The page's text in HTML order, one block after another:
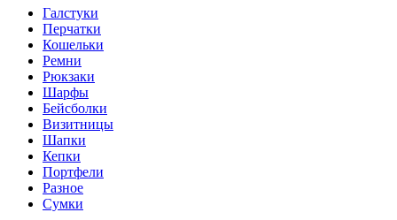
Галстуки
Перчатки
Кошельки
Ремни
Рюкзаки
Шарфы
Бейсболки
Визитницы
Шапки
Кепки
Портфели
Разное
Сумки